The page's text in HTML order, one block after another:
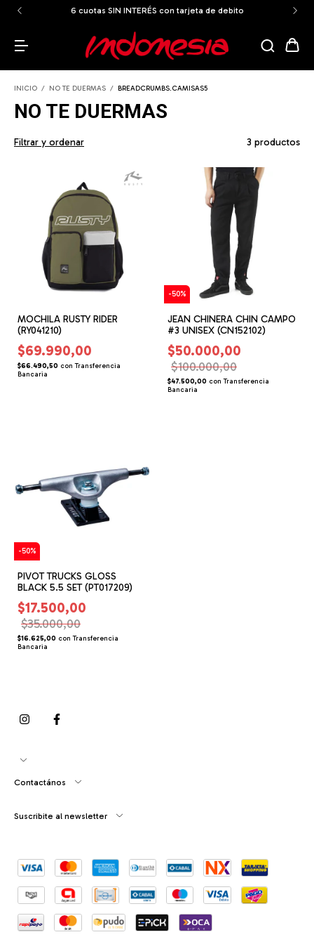
6 cuotas SIN INTERÉS con tarjeta de debito
INICIO / NO TE DUERMAS / BREADCRUMBS.CAMISAS5
NO TE DUERMAS
Filtrar y ordenar 3 productos
MOCHILA RUSTY RIDER
(RY041210)
$69.990,00
$66.490,50 con Transferencia
Bancaria
-50%
JEAN CHINERA CHIN CAMPO
#3 UNISEX (CN152102)
$50.000,00
$100.000,00
$47.500,00 con Transferencia
Bancaria
-50%
PIVOT TRUCKS GLOSS
BLACK 5.5 SET (PT017209)
$17.500,00
$35.000,00
$16.625,00 con Transferencia
Bancaria
Contactános
Suscribite al newsletter